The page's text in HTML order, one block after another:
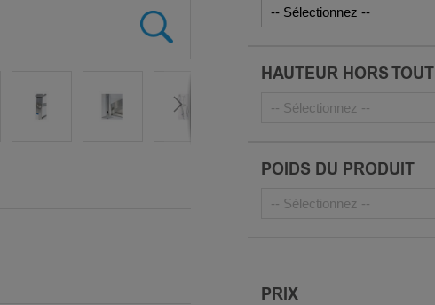
HAUTEUR HORS TOUT
POIDS DU PRODUIT
PRIX